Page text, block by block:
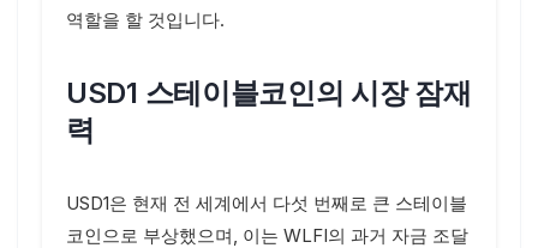
역할을 할 것입니다.
USD1 스테이블코인의 시장 잠재
력
USD1은 현재 전 세계에서 다섯 번째로 큰 스테이블
코인으로 부상했으며, 이는 WLFI의 과거 자금 조달